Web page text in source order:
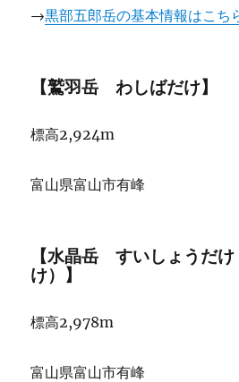
→黒部五郎岳の基本情報はこち
【鷲羽岳 わしばだけ】
標高2,924m
富山県富山市有峰 ‎
【水晶岳 すいしょうだ
け）】
標高2,978m
富山県富山市有峰 ‎